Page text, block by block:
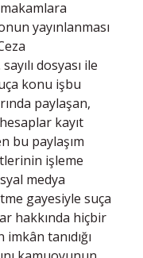
yayınlanması
dosyası ile
konu işbu
paylaşan,
kayıt
bu paylaşım
işleme
medya
gayesiyle suça
hakkında hiçbir
tanıdığı